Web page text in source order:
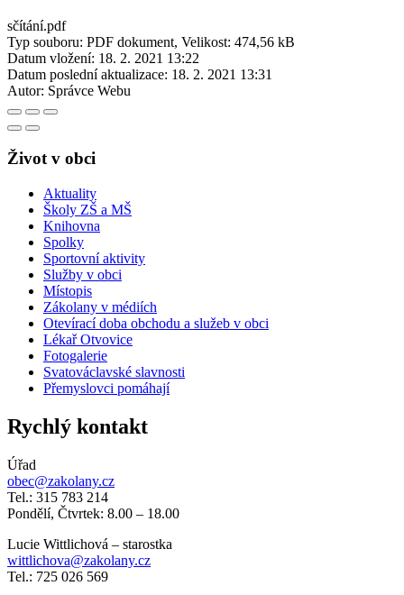
sčítání.pdf
Typ souboru: PDF dokument, Velikost: 474,56 kB
Datum vložení: 18. 2. 2021 13:22
Datum poslední aktualizace: 18. 2. 2021 13:31
Autor: Správce Webu
Život v obci
Aktuality
Školy ZŠ a MŠ
Knihovna
Spolky
Sportovní aktivity
Služby v obci
Místopis
Zákolany v médiích
Otevírací doba obchodu a služeb v obci
Lékař Otvovice
Fotogalerie
Svatováclavské slavnosti
Přemyslovci pomáhají
Rychlý kontakt
Úřad
obec@zakolany.cz
Tel.: 315 783 214
Pondělí, Čtvrtek: 8.00 – 18.00
Lucie Wittlichová – starostka
wittlichova@zakolany.cz
Tel.: 725 026 569